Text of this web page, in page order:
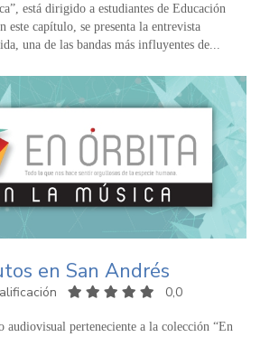
está dirigido a estudiantes de Educación
este capítulo, se presenta la entrevista
una de las bandas más influyentes de...
en San Andrés
0,0
audiovisual perteneciente a la colección “En